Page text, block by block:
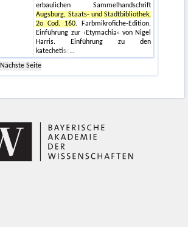
erbaulichen Sammelhandschrift
Augsburg, Staats- und Stadtbibliothek,
2o Cod. 160. Farbmikrofiche-Edition.
Einführung zur ›Etymachia‹ von Nigel
Harris. Einführung zu den
katechetisc
Nächste Seite